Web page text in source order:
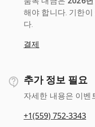
해야 합니다. 기한이
다.
결제
추가 정보 필요
자세한 내용은 이벤
+1(559) 752-3343